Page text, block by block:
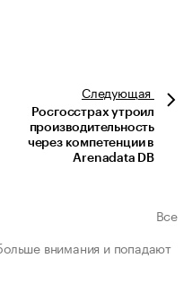
Следующая
Росгосстрах утроил
производительность
через компетенции в
Arenadata DB
Все
внимания и попадают